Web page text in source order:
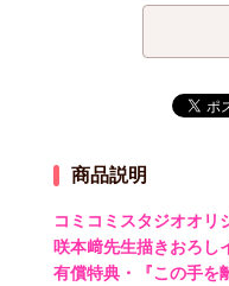
商品説明
コミコミスタジオオリ
咲本﨑先生描きおろし
有償特典・『この手を